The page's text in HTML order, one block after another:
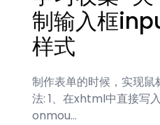
制输入框
样式
制作表单的时候，实现
法: 1、在xhtml中直接写
onmou…